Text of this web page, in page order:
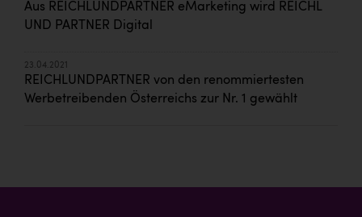
Aus REICHLUNDPARTNER eMarketing wird REICHL
UND PARTNER Digital
23.04.2021
REICHLUNDPARTNER von den renommiertesten
Werbetreibenden Österreichs zur Nr. 1 gewählt